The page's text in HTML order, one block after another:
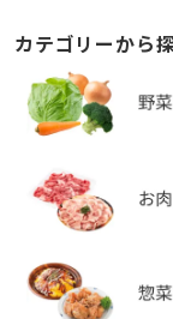
カテゴリーから